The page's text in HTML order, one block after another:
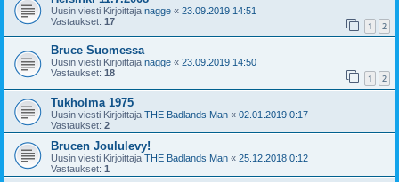
Uusin viesti Kirjoittaja nagge « 23.09.2019 14:51
Vastaukset: 17 1 2
Bruce Suomessa
Uusin viesti Kirjoittaja nagge « 23.09.2019 14:50
Vastaukset: 18 1 2
Tukholma 1975
Uusin viesti Kirjoittaja THE Badlands Man « 02.01.2019 0:17
Vastaukset: 2
Brucen Joululevy!
Uusin viesti Kirjoittaja THE Badlands Man « 25.12.2018 0:12
Vastaukset: 1